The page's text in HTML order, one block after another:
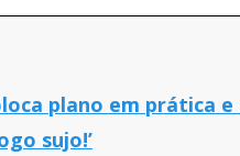
plano em prática
sujo!’